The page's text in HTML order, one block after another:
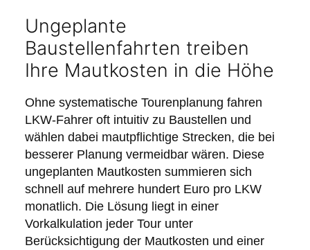
Ungeplante
Baustellenfahrten treiben
Ihre Mautkosten in die Höhe
Ohne systematische Tourenplanung fahren
LKW-Fahrer oft intuitiv zu Baustellen und
wählen dabei mautpflichtige Strecken, die bei
besserer Planung vermeidbar wären. Diese
ungeplanten Mautkosten summieren sich
schnell auf mehrere hundert Euro pro LKW
monatlich. Die Lösung liegt in einer
Vorkalkulation jeder Tour unter
Berücksichtigung der Mautkosten und einer